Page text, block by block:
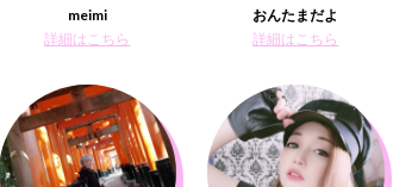
meimi
詳細はこちら
おんたまだよ
詳細はこちら